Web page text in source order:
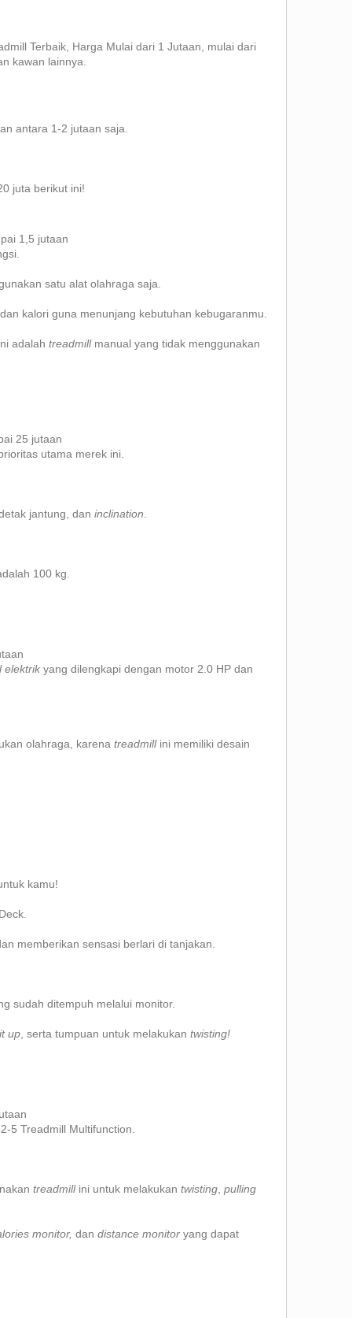
Terbaik, Harga Mulai dari 1 Jutaan, mulai dari
kawan lainnya.
antara 1-2 jutaan saja.
juta berikut ini!
1,5 jutaan
satu alat olahraga saja.
kalori guna menunjang kebutuhan kebugaranmu.
adalahtreadmill manual yang tidak menggunakan
25 jutaan
utama merek ini.
jantung, dan inclination
100 kg.
elektrikyang dilengkapi dengan motor 2.0 HP dan
olahraga, karenatreadmill ini memiliki desain
kamu!
memberikan sensasi berlari di tanjakan.
sudah ditempuh melalui monitor.
up , serta tumpuan untuk melakukantwisting!
5 Treadmill Multifunction.
treadmill ini untuk melakukantwisting ,pulling
monitor,dandistance monitor yang dapat